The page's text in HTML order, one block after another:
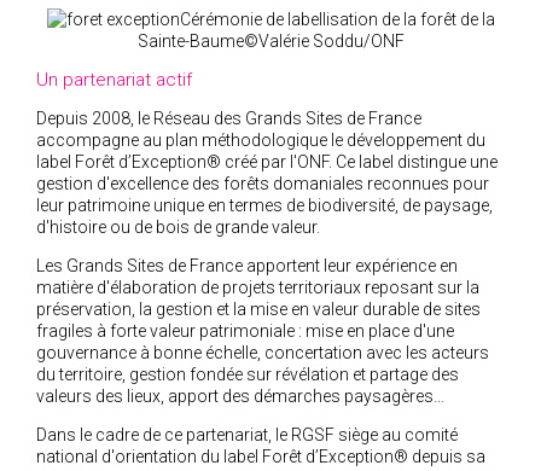
2012
2011
2010
2009
2008
2007
2006
2005
2004
Cérémonie de labellisation de la forêt de la
Sainte-Baume©Valérie Soddu/ONF
Un partenariat actif
Depuis 2008, le Réseau des Grands Sites de France
accompagne au plan méthodologique le développement du
label Forêt d’Exception® créé par l'ONF. Ce label distingue une
gestion d'excellence des forêts domaniales reconnues pour
leur patrimoine unique en termes de biodiversité, de paysage,
d'histoire ou de bois de grande valeur.
Les Grands Sites de France apportent leur expérience en
matière d'élaboration de projets territoriaux reposant sur la
préservation, la gestion et la mise en valeur durable de sites
fragiles à forte valeur patrimoniale : mise en place d'une
gouvernance à bonne échelle, concertation avec les acteurs
du territoire, gestion fondée sur révélation et partage des
valeurs des lieux, apport des démarches paysagères…
Dans le cadre de ce partenariat, le RGSF siège au comité
national d'orientation du label Forêt d’Exception® depuis sa